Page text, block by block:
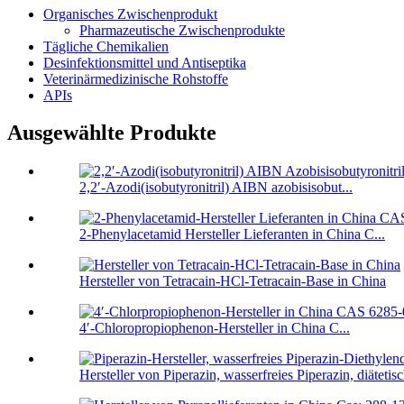
Organisches Zwischenprodukt
Pharmazeutische Zwischenprodukte
Tägliche Chemikalien
Desinfektionsmittel und Antiseptika
Veterinärmedizinische Rohstoffe
APIs
Ausgewählte Produkte
2,2′-Azodi(isobutyronitril) AIBN azobisisobut...
2-Phenylacetamid Hersteller Lieferanten in China C...
Hersteller von Tetracain-HCl-Tetracain-Base in China
4′-Chloropropiophenon-Hersteller in China C...
Hersteller von Piperazin, wasserfreies Piperazin,